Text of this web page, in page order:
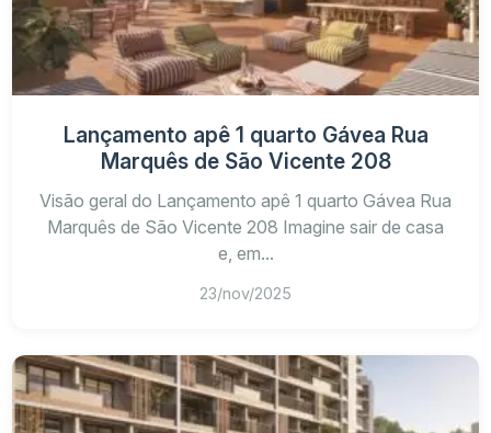
Lançamento apê 1 quarto Gávea Rua
Marquês de São Vicente 208
Visão geral do Lançamento apê 1 quarto Gávea Rua
Marquês de São Vicente 208 Imagine sair de casa
e, em...
23/nov/2025